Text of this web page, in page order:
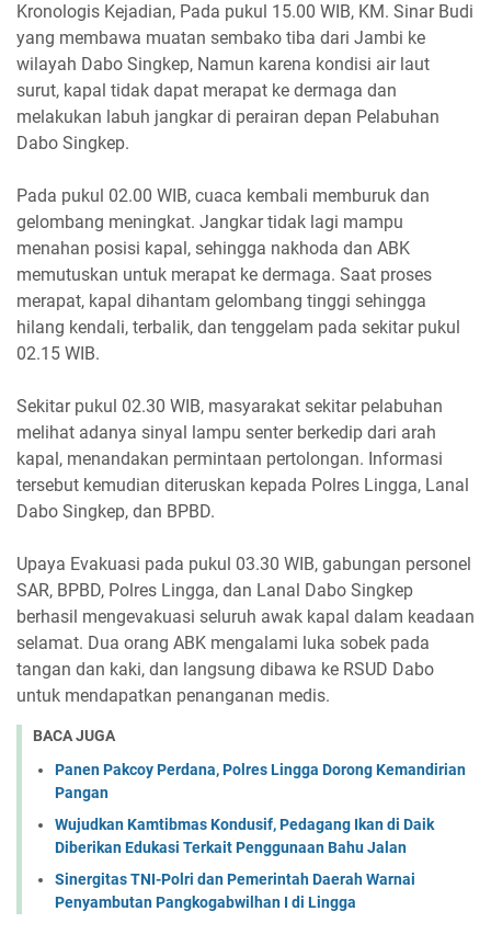
Kronologis Kejadian, Pada pukul 15.00 WIB, KM. Sinar Budi
yang membawa muatan sembako tiba dari Jambi ke
wilayah Dabo Singkep, Namun karena kondisi air laut
surut, kapal tidak dapat merapat ke dermaga dan
melakukan labuh jangkar di perairan depan Pelabuhan
Dabo Singkep.
Pada pukul 02.00 WIB, cuaca kembali memburuk dan
gelombang meningkat. Jangkar tidak lagi mampu
menahan posisi kapal, sehingga nakhoda dan ABK
memutuskan untuk merapat ke dermaga. Saat proses
merapat, kapal dihantam gelombang tinggi sehingga
hilang kendali, terbalik, dan tenggelam pada sekitar pukul
02.15 WIB.
Sekitar pukul 02.30 WIB, masyarakat sekitar pelabuhan
melihat adanya sinyal lampu senter berkedip dari arah
kapal, menandakan permintaan pertolongan. Informasi
tersebut kemudian diteruskan kepada Polres Lingga, Lanal
Dabo Singkep, dan BPBD.
Upaya Evakuasi pada pukul 03.30 WIB, gabungan personel
SAR, BPBD, Polres Lingga, dan Lanal Dabo Singkep
berhasil mengevakuasi seluruh awak kapal dalam keadaan
selamat. Dua orang ABK mengalami luka sobek pada
tangan dan kaki, dan langsung dibawa ke RSUD Dabo
untuk mendapatkan penanganan medis.
BACA JUGA
Panen Pakcoy Perdana, Polres Lingga Dorong Kemandirian
Pangan
Wujudkan Kamtibmas Kondusif, Pedagang Ikan di Daik
Diberikan Edukasi Terkait Penggunaan Bahu Jalan
Sinergitas TNI-Polri dan Pemerintah Daerah Warnai
Penyambutan Pangkogabwilhan I di Lingga